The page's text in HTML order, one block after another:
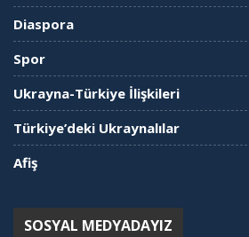
Diaspora
Spor
Ukrayna-Türkiye İlişkileri
Türkiye’deki Ukraynalılar
Afiş
SOSYAL MEDYADAYIZ